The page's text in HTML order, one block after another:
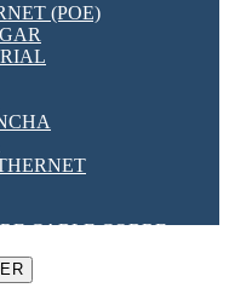
[VDF]
(POE)
CABLE COBRE